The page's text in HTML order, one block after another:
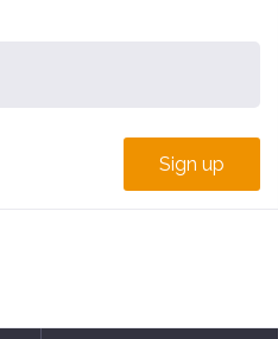
Sign up